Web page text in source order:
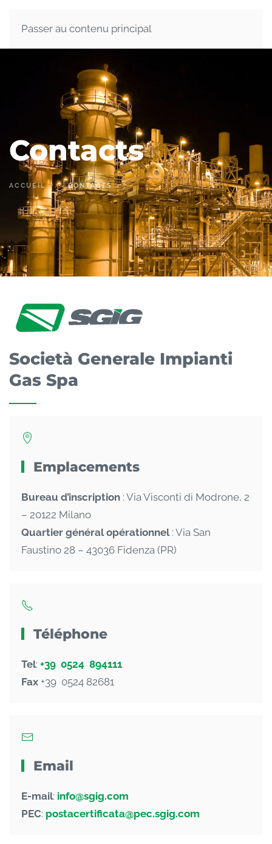
Passer au contenu principal
Contacts
ACCUEIL CONTACTS
Società Generale Impianti
Gas Spa
Emplacements
Bureau d’inscription : Via Visconti di Modrone, 2
– 20122 Milano
Quartier général opérationnel : Via San
Faustino 28 – 43036 Fidenza (PR)
Téléphone
Tel: +39 0524 894111
Fax +39 0524 82681
Email
E-mail: info@sgig.com
PEC: postacertificata@pec.sgig.com